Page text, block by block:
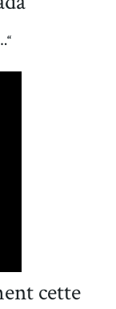
cette